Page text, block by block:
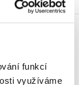
funkcí
využíváme
tužková